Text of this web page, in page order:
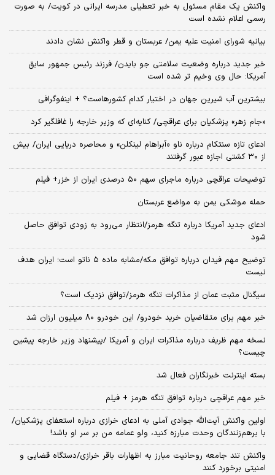
واکنش یک مقام مسئول به خبر تعطیلی مدرسه ایرانی در کویت/ به صورت
رسمی اعلام نشده است
بیانیه شورای امنیت علیه یمن/ عربستان و قطر واکنش نشان دادند
خبر جدید درباره وضعیت سلامتی جو بایدن/ فرزند رئیس جمهور سابق
آمریکا: حال وی وخیم تر شده است
بیشترین آب شیرین جهان در اختیار کدام کشورهاست؟ + اینفوگرافی
«جام زهر» پزشکیان برای عراقچی/ کنایه‌ای که وزیر خارجه را غافلگیر کرد
ادعای تازه سنتکام درباره ناو «آبراهام لینکلن» و محاصره دریایی ایران/ بیش
از ۳۰ کشتی اجازه عبور گرفتند
توضیحات عراقچی درباره ماجرای سهم ۵۰ درصدی ایران از خزر+ فیلم
حمله موشکی یمن به مواضع عربستان
ادعای جدید آمریکا درباره تنگه هرمز/انتظار می‌رود به زودی توافق حاصل
شود
توضیح مهم فیدان درباره توافق مکه/مشابه ماده ۵ ناتو است؛ ایران هدف
نیست
سیگنال‌ مثبت عمان از مذاکرات تنگه هرمز/توافق نزدیک است؟
خبر مهم برای متقاضیان خرید خودرو/ این خودرو ۸۰ میلیون ارزان شد
نسخه‌ مهم ظریف درباره مذاکرات ایران و آمریکا /پیشنهاد وزیر خارجه پیشین
چیست؟
بسته اینترنت خبرنگاران فعال شد
خبر مهم عراقچی درباره توافق تنگه هرمز + فیلم
اولین واکنش آیت‌الله جوادی آملی به ادعای خرازی درباره استعفای پزشکیان/
با برهم‌زنندگان وحدت مبارزه کنید، ولو عمامه من بر سر او باشد!
واکنش تند جامعه روحانیت مبارز به اظهارات باقر خرازی/دستگاه قضایی و
امنیتی برخورد کنند